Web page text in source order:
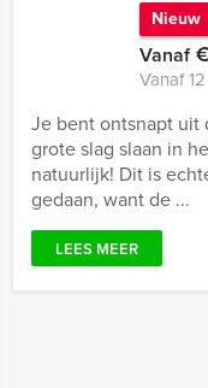
Nieuw
Vanaf
Vanaf
Je bent ontsnapt uit
grote slag slaan in
natuurlijk! Dit is
gedaan, want de ...
LEES MEER